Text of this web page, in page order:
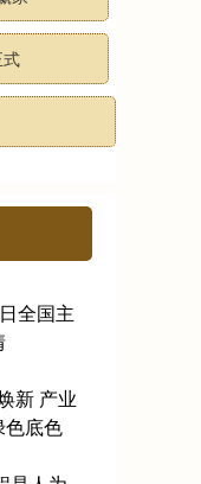
全国主
新 产业
色底色